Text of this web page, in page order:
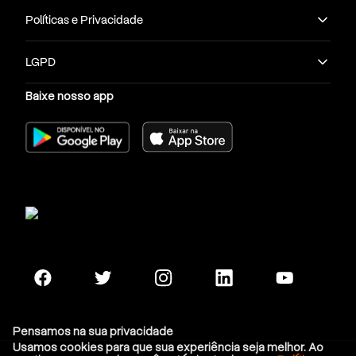
despesas
Zelar pela boa relação com fornecedores e
compradores
Organizar os fluxos e entradas de caixa ao final das
operações cotidianas
Além disso, quem trabalha na gestão de contas de
um negócio deve ser responsável por controlar
impactar o negócio.
que comercializam produtos a prazo de pagamento,
Políticas e Privacidade
LGPD
Baixe nosso app
Pensamos na sua privacidade
Usamos cookies para que sua experiência seja melhor. Ao